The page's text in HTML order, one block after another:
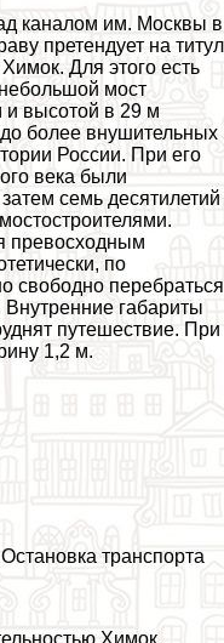
каналом им. Москвы в
претендует на титул
Для этого есть
мост
и высотой в 29 м
более внушительных
России. При его
века были
семь десятилетий
превосходным
по
свободно перебраться
Внутренние габариты
путешествие. При
1,2 м.
трaнcпорта